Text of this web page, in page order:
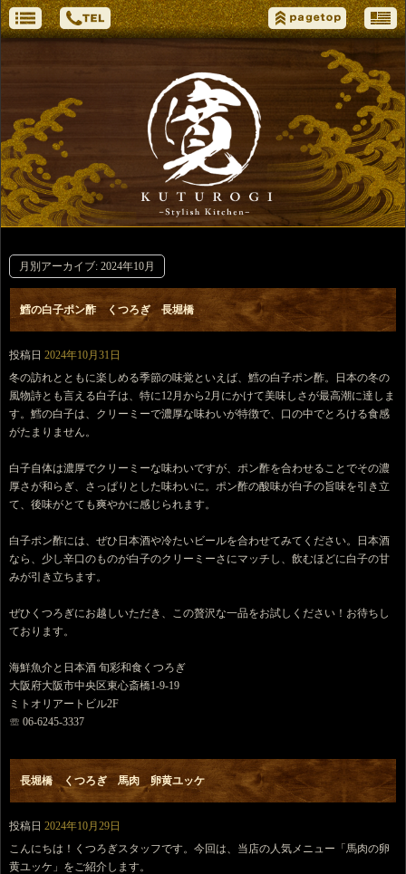
月別アーカイブ: 2024年10月
鱈の白子ポン酢 くつろぎ 長堀橋
投稿日 2024年10月31日
冬の訪れとともに楽しめる季節の味覚といえば、鱈の白子ポン酢。日本の冬の
風物詩とも言える白子は、特に12月から2月にかけて美味しさが最高潮に達しま
す。鱈の白子は、クリーミーで濃厚な味わいが特徴で、口の中でとろける食感
がたまりません。
白子自体は濃厚でクリーミーな味わいですが、ポン酢を合わせることでその濃
厚さが和らぎ、さっぱりとした味わいに。ポン酢の酸味が白子の旨味を引き立
て、後味がとても爽やかに感じられます。
白子ポン酢には、ぜひ日本酒や冷たいビールを合わせてみてください。日本酒
なら、少し辛口のものが白子のクリーミーさにマッチし、飲むほどに白子の甘
みが引き立ちます。
ぜひくつろぎにお越しいただき、この贅沢な一品をお試しください！お待ちし
ております。
海鮮魚介と日本酒 旬彩和食くつろぎ
大阪府大阪市中央区東心斎橋1-9-19
ミトオリアートビル2F
☏ 06-6245-3337
長堀橋 くつろぎ 馬肉 卵黄ユッケ
投稿日 2024年10月29日
こんにちは！くつろぎスタッフです。今回は、当店の人気メニュー「馬肉の卵
黄ユッケ」をご紹介します。